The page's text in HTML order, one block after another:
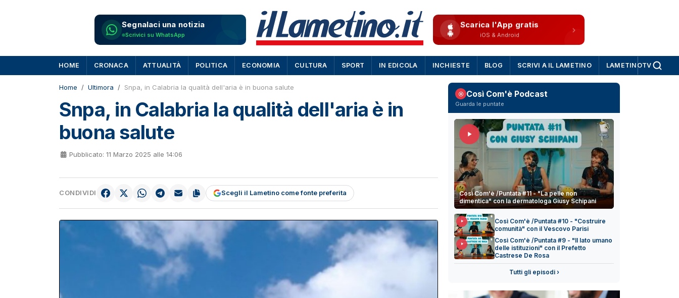
Segnalaci una notizia
Scrivici su WhatsApp
Scarica l'App gratis
iOS & Android
HOME CRONACA ATTUALITÀ POLITICA ECONOMIA CULTURA SPORT IN EDICOLA INCHIESTE BLOG SCRIVI A IL LAMETINO LAMETINOTV
Home Ultimora Snpa, in Calabria la qualità dell'aria è in buona salute
Snpa, in Calabria la qualità dell'aria è in
buona salute
Pubblicato: 11 Marzo 2025 alle 14:06
CONDIVIDI Scegli il Lametino come fonte preferita
Così Com'è Podcast
Guarda le puntate
Così Com'è /Puntata #11 - "La pelle non
dimentica" con la dermatologa Giusy Schipani
Così Com'è /Puntata #10 - "Costruire
comunità" con il Vescovo Parisi
Così Com'è /Puntata #9 - "Il lato umano
delle istituzioni" con il Prefetto
Castrese De Rosa
Tutti gli episodi ›